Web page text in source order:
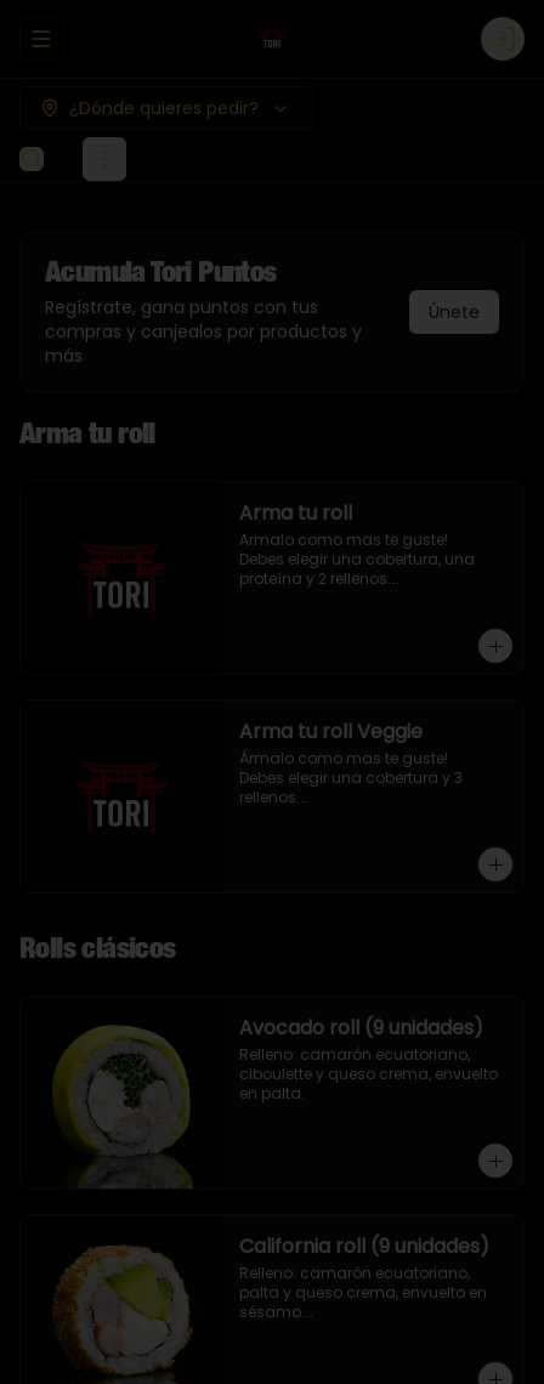
Abrir menu de navegación Login
¿Dónde quieres pedir?
AcumulaTori Puntos
Regístrate, gana puntos con tus
compras y canjealos por productos y
más
Únete
Arma tu roll
Arma tu roll
Armalo como mas te guste!
Debes elegir una cobertura, una
proteína y 2 rellenos.
Arma tu roll Veggie
Ármalo como mas te guste!
Debes elegir una cobertura y 3
rellenos.
Rolls clásicos
Avocado roll (9 unidades)
Relleno: camarón ecuatoriano,
ciboulette y queso crema, envuelto
en palta.
California roll (9 unidades)
Relleno: camarón ecuatoriano,
palta y queso crema, envuelto en
sésamo.